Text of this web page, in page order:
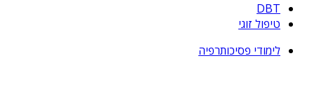
DBT
טיפול זוגי
לימודי פסיכותרפיה